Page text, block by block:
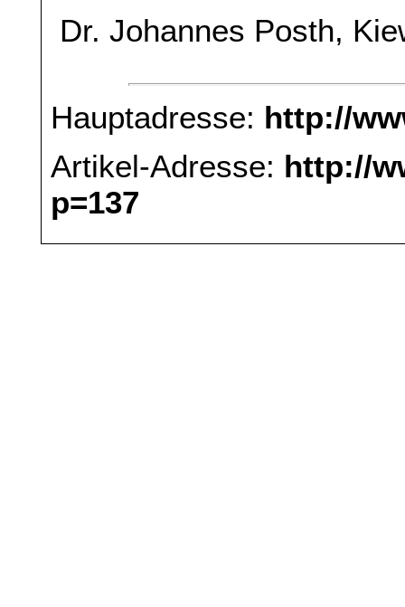
Dr. Johannes Posth,
Hauptadresse: http://
Artikel-Adresse: http://
p=137